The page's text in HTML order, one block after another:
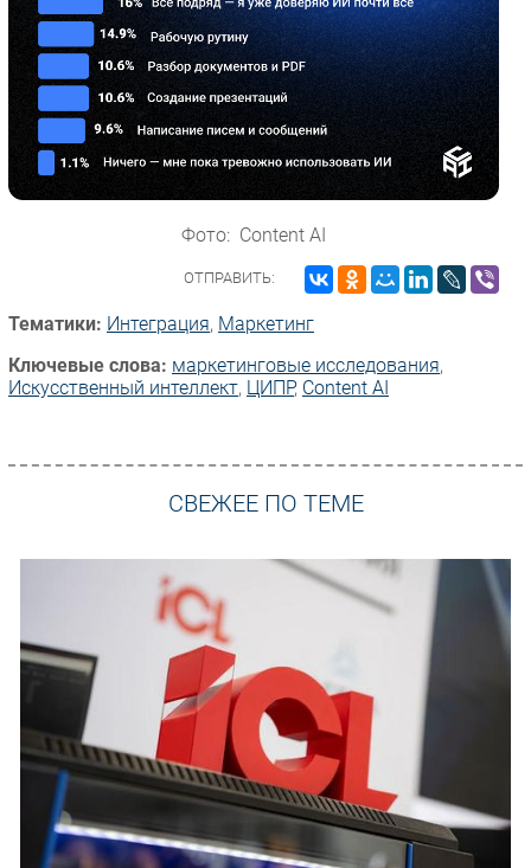
Фото: Content AI
ОТПРАВИТЬ:
Тематики: Интеграция, Маркетинг
Ключевые слова: маркетинговые исследования,
Искусственный интеллект, ЦИПР, Content AI
СВЕЖЕЕ ПО ТЕМЕ